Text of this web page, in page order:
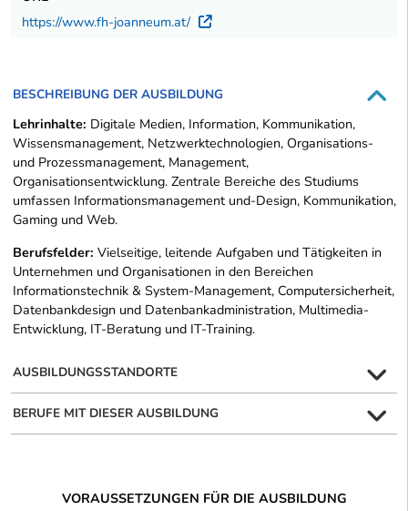
https://www.fh-joanneum.at/
Externer Link
BESCHREIBUNG DER AUSBILDUNG
Lehrinhalte: Digitale Medien, Information, Kommunikation,
Wissensmanagement, Netzwerktechnologien, Organisations-
und Prozessmanagement, Management,
Organisationsentwicklung. Zentrale Bereiche des Studiums
umfassen Informationsmanagement und-Design, Kommunikation,
Gaming und Web.
Berufsfelder: Vielseitige, leitende Aufgaben und Tätigkeiten in
Unternehmen und Organisationen in den Bereichen
Informationstechnik & System-Management, Computersicherheit,
Datenbankdesign und Datenbankadministration, Multimedia-
Entwicklung, IT-Beratung und IT-Training.
AUSBILDUNGSSTANDORTE
BERUFE MIT DIESER AUSBILDUNG
VORAUSSETZUNGEN FÜR DIE AUSBILDUNG